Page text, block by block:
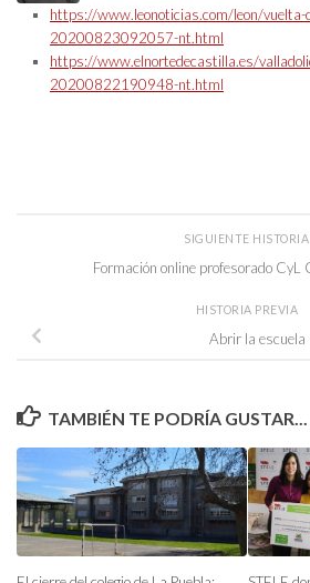
https://www.leonoticias.com/leon/vuelta-
20200823092057-nt.html
https://www.elnortedecastilla.es/
20200822190948-nt.html
SIGUIENTE HISTORIA
Formación online profesorado CyL
HISTORIA PREVIA
Abrir la escuela
TAMBIÉN TE PODRÍA GUSTAR...